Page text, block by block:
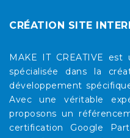
CRÉATION SITE
MAKE IT CREATIVE
spécialisée dans la
développement
Avec une véritable
proposons un
certification Google